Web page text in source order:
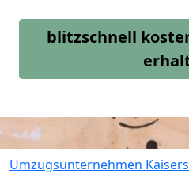
blitzschnell
Umzugsunternehmen